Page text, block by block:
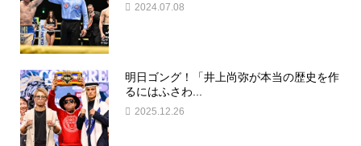
2024.07.08
明日ゴング！「井上尚弥が本当の歴史を作
るにはふさわ...
2025.12.26